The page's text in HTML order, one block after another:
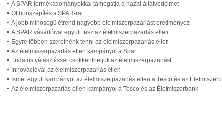
A SPAR termékadományokkal támogatja a hazai állatvédelmet
Otthonszépítés a SPAR-ral
A jobb minőségű étrend nagyobb élelmiszerpazarlást eredményez
A SPAR vásárlóival együtt tesz az élelmiszerpazarlás ellen
Egyre többen szeretnénk tenni az élelmiszerpazarlás ellen
Az élelmiszerpazarlás ellen kampányol a Spar
Tudatos választással csökkenthetjük az élelmiszerpazarlást
Innovációval az élelmiszerpazarlás ellen
Ismét együtt kampányol az élelmiszerpazarlás ellen a Tesco és az
Az élelmiszerpazarlás ellen kampányol a Tesco és az Élelmiszerbank